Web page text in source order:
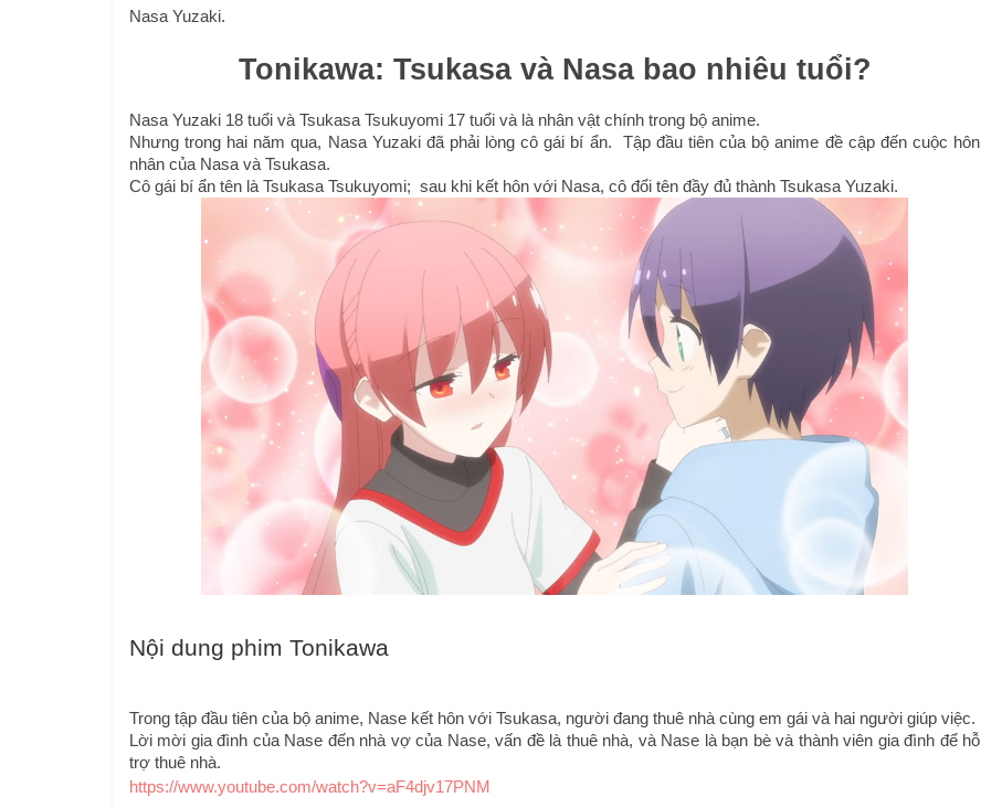
Nasa Yuzaki.
Tonikawa: Tsukasa và Nasa bao nhiêu tuổi?
Nasa Yuzaki 18 tuổi và Tsukasa Tsukuyomi 17 tuổi và là nhân vật chính trong bộ anime.
Nhưng trong hai năm qua, Nasa Yuzaki đã phải lòng cô gái bí ẩn.  Tập đầu tiên của bộ anime đề cập đến cuộc hôn
nhân của Nasa và Tsukasa.
Cô gái bí ẩn tên là Tsukasa Tsukuyomi;  sau khi kết hôn với Nasa, cô đổi tên đầy đủ thành Tsukasa Yuzaki.
Nội dung phim Tonikawa
Trong tập đầu tiên của bộ anime, Nase kết hôn với Tsukasa, người đang thuê nhà cùng em gái và hai người giúp việc.
Lời mời gia đình của Nase đến nhà vợ của Nase, vấn đề là thuê nhà, và Nase là bạn bè và thành viên gia đình để hỗ
trợ thuê nhà.
https://www.youtube.com/watch?v=aF4djv17PNM